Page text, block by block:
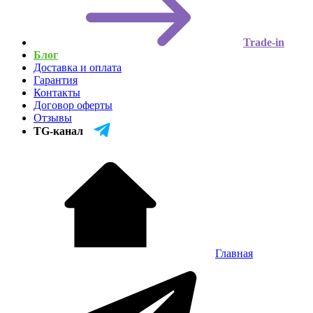
Trade-in
Блог
Доставка и оплата
Гарантия
Контакты
Договор оферты
Отзывы
TG-канал
Главная